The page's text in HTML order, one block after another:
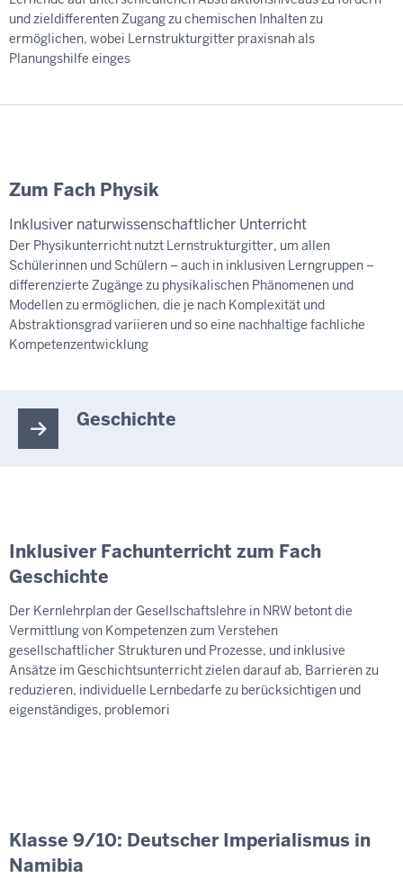
und zieldifferenten Zugang zu chemischen Inhalten zu
ermöglichen, wobei Lernstrukturgitter praxisnah als
Planungshilfe einges
Zum Fach Physik
Inklusiver naturwissenschaftlicher Unterricht
Der Physikunterricht nutzt Lernstrukturgitter, um allen
Schülerinnen und Schülern – auch in inklusiven Lerngruppen –
differenzierte Zugänge zu physikalischen Phänomenen und
Modellen zu ermöglichen, die je nach Komplexität und
Abstraktionsgrad variieren und so eine nachhaltige fachliche
Kompetenzentwicklung
Geschichte
Inklusiver Fachunterricht zum Fach
Geschichte
Der Kernlehrplan der Gesellschaftslehre in NRW betont die
Vermittlung von Kompetenzen zum Verstehen
gesellschaftlicher Strukturen und Prozesse, und inklusive
Ansätze im Geschichtsunterricht zielen darauf ab, Barrieren zu
reduzieren, individuelle Lernbedarfe zu berücksichtigen und
eigenständiges, problemori
Klasse 9/10: Deutscher Imperialismus in
Namibia